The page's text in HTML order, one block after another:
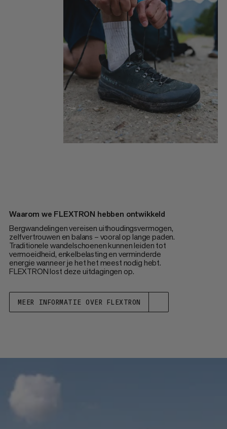
Waarom we FLEXTRON hebben ontwikkeld
Bergwandelingen vereisen uithoudingsvermogen,
zelfvertrouwen en balans – vooral op lange paden.
Traditionele wandelschoenen kunnen leiden tot
vermoeidheid, enkelbelasting en verminderde
energie wanneer je het het meest nodig hebt.
FLEXTRON lost deze uitdagingen op.
MEER INFORMATIE OVER FLEXTRON